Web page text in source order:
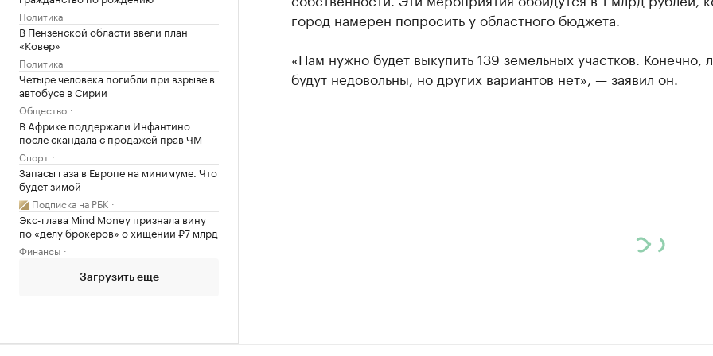
Политика
В Пензенской области ввели план
«Ковер»
Политика
Четыре человека погибли при взрыве в
автобусе в Сирии
Общество
В Африке поддержали Инфантино
после скандала с продажей прав ЧМ
Спорт
Запасы газа в Европе на минимуме. Что
будет зимой
Подписка на РБК
Экс-глава Mind Money признала вину
по «делу брокеров» о хищении ₽7 млрд
Финансы
Загрузить еще
город намерен попросить у областного бюджета.
«Нам нужно будет выкупить 139 земельных участков. Конечно,
будут недовольны, но других вариантов нет», — заявил он.